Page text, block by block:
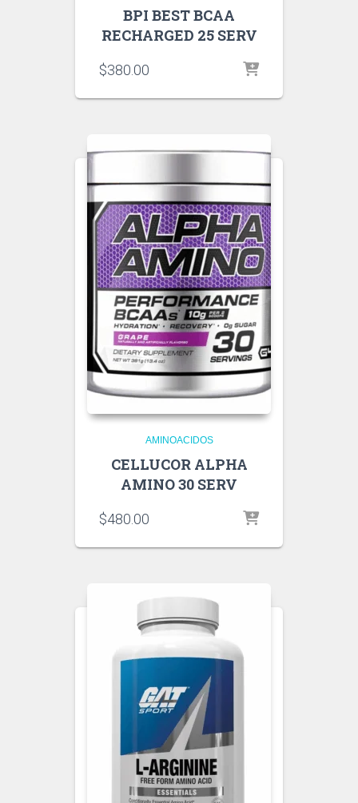
BPI BEST BCAA
RECHARGED 25 SERV
$380.00
AMINOACIDOS
CELLUCOR ALPHA
AMINO 30 SERV
$480.00